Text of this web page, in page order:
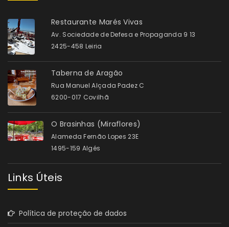
Restaurante Marés Vivas
Av. Sociedade de Defesa e Propaganda 9 13
2425-458 Leiria
Taberna de Aragão
Rua Manuel Alçada Padez C
6200-017 Covilhã
O Brasinhas (Miraflores)
Alameda Fernão Lopes 23E
1495-159 Algés
Links Úteis
Política de proteção de dados